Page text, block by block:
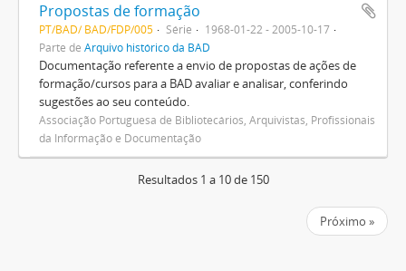
Propostas de formação
PT/BAD/ BAD/FDP/005 Série
1968-01-22 - 2005-10-17
Parte de Arquivo histórico da BAD
Documentação referente a envio de propostas de ações de
formação/cursos para a BAD avaliar e analisar, conferindo
sugestões ao seu conteúdo.
Associação Portuguesa de Bibliotecários, Arquivistas, Profissionais
da Informação e Documentação
Resultados 1 a 10 de 150
Próximo »